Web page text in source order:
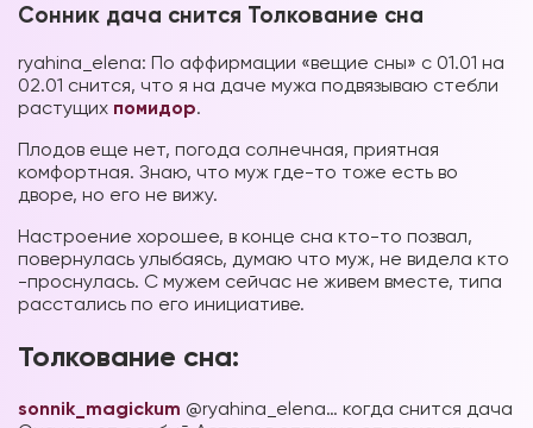
Сонник дача снится Толкование сна
ryahina_elena: По аффирмации «вещие сны» с 01.01 на
02.01 снится, что я на даче мужа подвязываю стебли
растущих помидор.
Плодов еще нет, погода солнечная, приятная
комфортная. Знаю, что муж где-то тоже есть во
дворе, но его не вижу.
Настроение хорошее, в конце сна кто-то позвал,
повернулась улыбаясь, думаю что муж, не видела кто
-проснулась. С мужем сейчас не живем вместе, типа
расстались по его инициативе.
Толкование сна:
sonnik_magickum @ryahina_elena… когда снится дача